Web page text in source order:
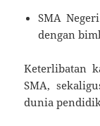
SMA
dengan
Keterlibatan
SMA,
dunia